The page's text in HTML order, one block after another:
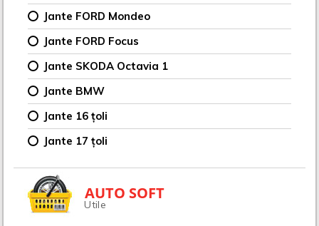
Jante FORD Mondeo
Jante FORD Focus
Jante SKODA Octavia 1
Jante BMW
Jante 16 țoli
Jante 17 țoli
AUTO SOFT
Utile